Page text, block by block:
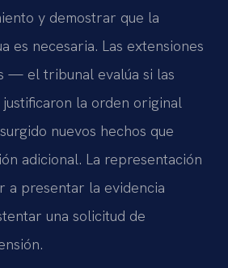
y demostrar que la
es necesaria. Las extensiones
— el tribunal evalúa si las
justificaron la orden original
nuevos hechos que
adicional. La representación
a presentar la evidencia
una solicitud de